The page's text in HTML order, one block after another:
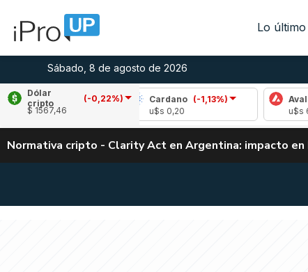
Lo último
Sábado, 8 de agosto de 2026
Dólar
cripto
(-0,22%)
$ 1567,46
Cardano
(-1,13%)
Avalanche
Normativa cripto - Clarity Act en Argentina: impacto